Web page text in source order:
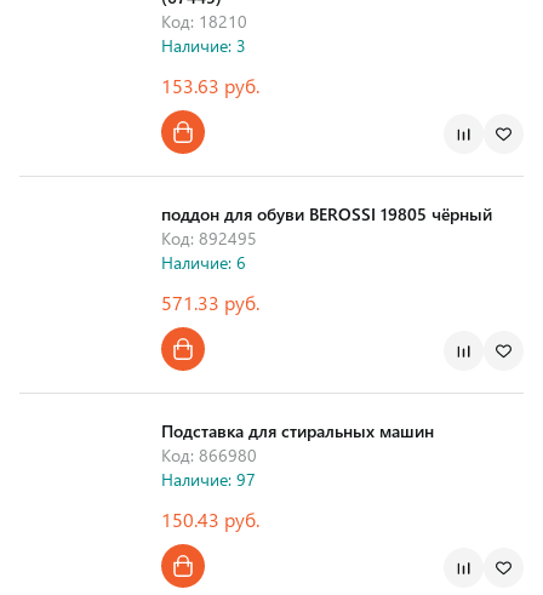
Код: 18210
Наличие: 3
153.63 руб.
поддон для обуви BEROSSI 19805 чёрный
Код: 892495
Наличие: 6
571.33 руб.
Подставка для стиральных машин
Код: 866980
Наличие: 97
150.43 руб.